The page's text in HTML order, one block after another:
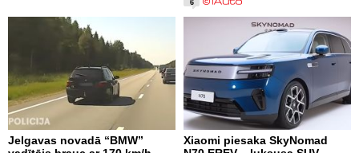
6
Jelgavas novadā “BMW”
Xiaomi piesaka SkyNomad